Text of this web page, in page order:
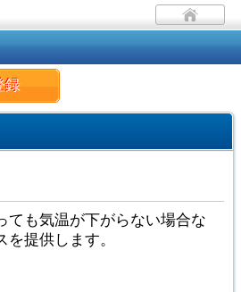
録
ても気温が下がらない場合な
提供します。